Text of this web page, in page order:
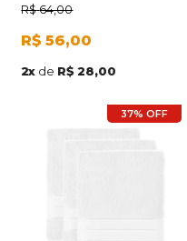
R$ 64,00
R$ 56,00
2x de R$ 28,00
37% OFF